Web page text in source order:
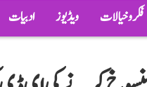
فکر و خیالات ویڈیوز ادبیات